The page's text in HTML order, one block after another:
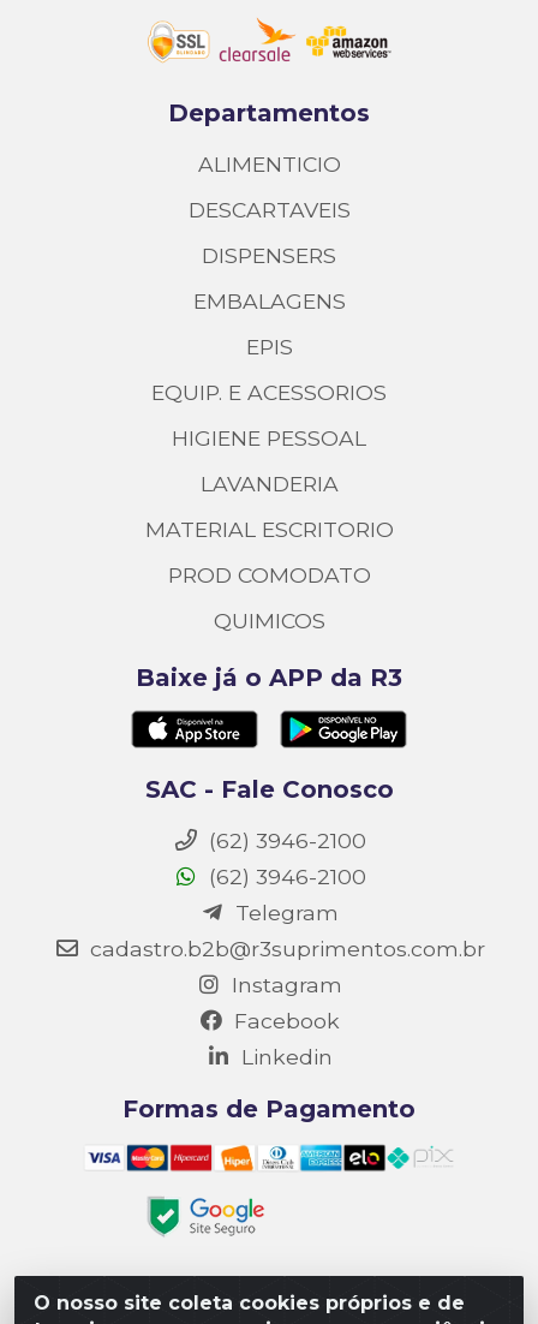
O nosso site coleta cookies próprios e de
Departamentos
ALIMENTICIO
DESCARTAVEIS
DISPENSERS
EMBALAGENS
EPIS
EQUIP. E ACESSORIOS
HIGIENE PESSOAL
LAVANDERIA
MATERIAL ESCRITORIO
PROD COMODATO
QUIMICOS
Baixe já o APP da R3
SAC - Fale Conosco
(62) 3946-2100
(62) 3946-2100
Telegram
cadastro.b2b@r3suprimentos.com.br
Instagram
Facebook
Linkedin
Formas de Pagamento
Matriz R3 Suprimentos - Rua 14, Polo Empresarial Goiás